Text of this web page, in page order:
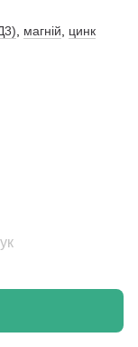
магній
цинк